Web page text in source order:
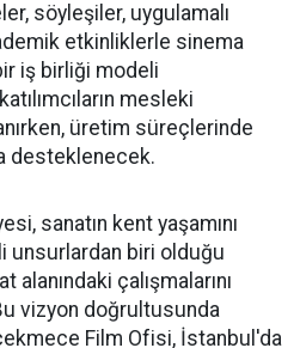
söyleşiler, uygulamalı
etkinliklerle sinema
iş birliği modeli
mesleki
üretim süreçlerinde
desteklenecek.
sanatın kent yaşamını
unsurlardan biri olduğu
alanındaki çalışmalarını
vizyon doğrultusunda
Film Ofisi, İstanbul'da